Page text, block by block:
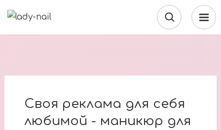
Своя реклама для себя
любимой - маникюр для